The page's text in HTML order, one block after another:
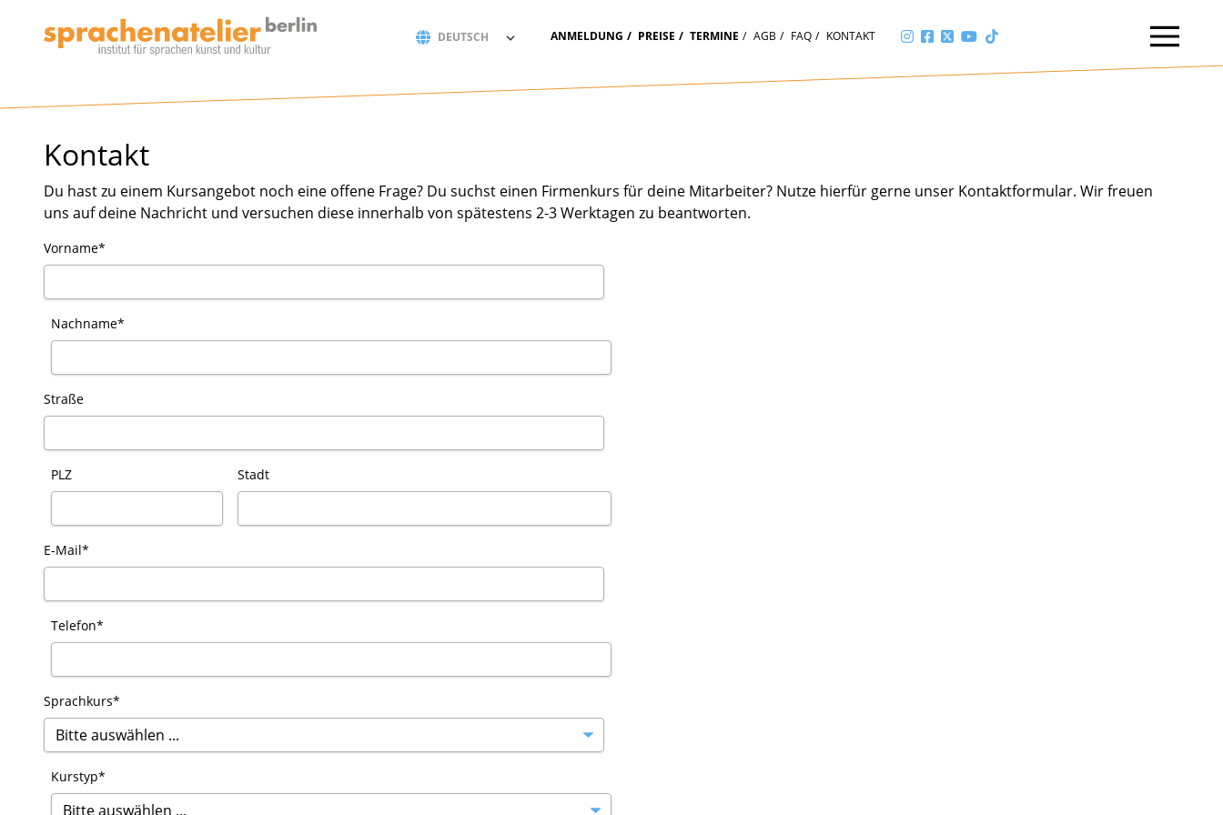
ANMELDUNG PREISE TERMINE AGB FAQ KONTAKT
Kontakt
Du hast zu einem Kursangebot noch eine offene Frage? Du suchst einen Firmenkurs für deine Mitarbeiter? Nutze hierfür gerne unser Kontaktformular. Wir freuen
uns auf deine Nachricht und versuchen diese innerhalb von spätestens 2-3 Werktagen zu beantworten.
Vorname*
Nachname*
Straße
PLZ Stadt
E-Mail*
Telefon*
Sprachkurs*
Kurstyp*